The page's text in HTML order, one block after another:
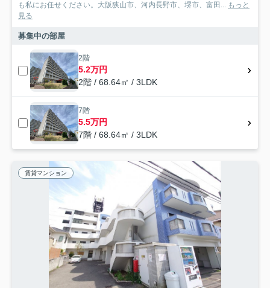
も私にお任せください。大阪狭山市、河内長野市、堺市、富田... もっと
見る
募集中の部屋
2階
5.2万円
2階 / 68.64㎡ / 3LDK
7階
5.5万円
7階 / 68.64㎡ / 3LDK
賃貸マンション